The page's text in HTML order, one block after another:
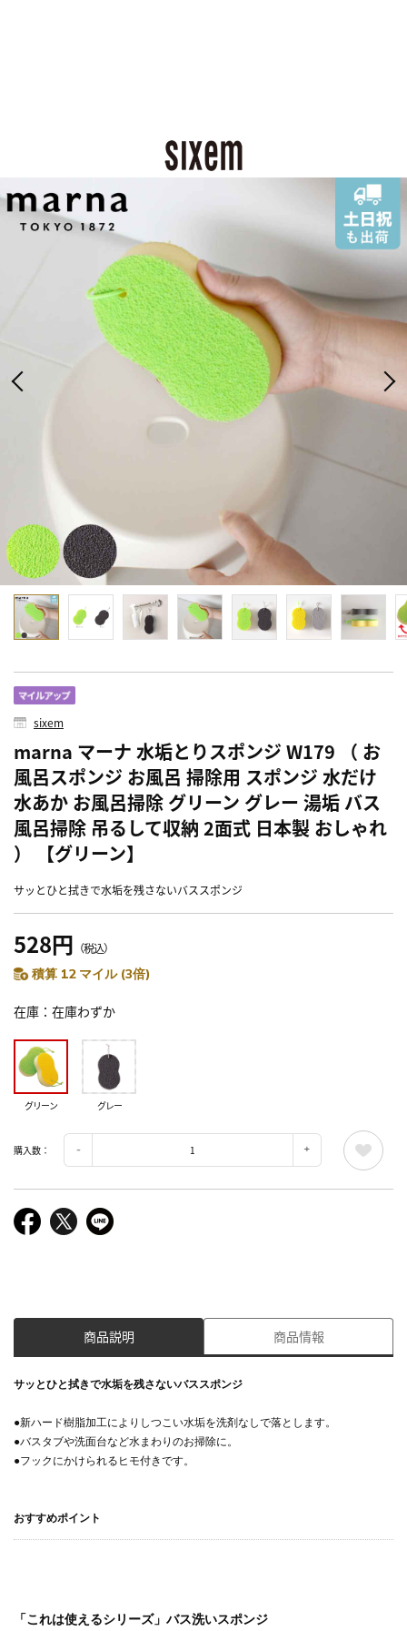
sixem
marna マーナ 水垢とりスポンジ W179 （ お
風呂スポンジ お風呂 掃除用 スポンジ 水だけ
水あか お風呂掃除 グリーン グレー 湯垢 バス
風呂掃除 吊るして収納 2面式 日本製 おしゃれ
） 【グリーン】
サッとひと拭きで水垢を残さないバススポンジ
528円 （税込）
積算 12 マイル (3倍)
在庫 在庫わずか
グリーン グレー
購入数：
商品説明 商品情報
サッとひと拭きで水垢を残さないバススポンジ
●新ハード樹脂加工によりしつこい水垢を洗剤なしで落とします。
●バスタブや洗面台など水まわりのお掃除に。
●フックにかけられるヒモ付きです。
おすすめポイント
「これは使えるシリーズ」バス洗いスポンジ